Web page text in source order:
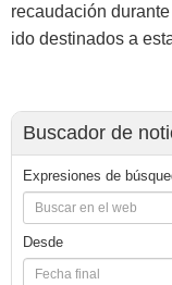
recaudación
ido destinados a
Buscador de
Expresiones de
Desde